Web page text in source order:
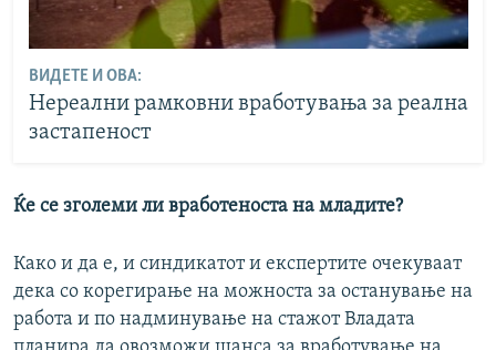
ВИДЕТЕ И ОВА:
Нереални рамковни вработувања за реална
застапеност
Ќе се зголеми ли вработеноста на младите?
Како и да е, и синдикатот и експертите очекуваат
дека со корегирање на можноста за останување на
работа и по надминување на стажот Владата